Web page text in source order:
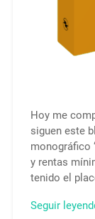
Hoy me
siguen este
monográfico
y rentas
tenido el
Seguir